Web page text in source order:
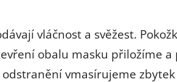
vláčnost a svěžest.
obalu masku přiložíme
vmasírujeme